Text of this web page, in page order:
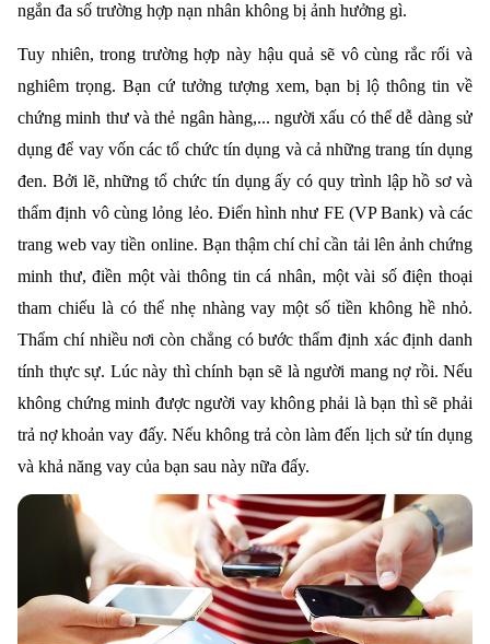
ngắn đa số trường hợp nạn nhân không bị ảnh hưởng gì.
Tuy nhiên, trong trường hợp này hậu quả sẽ vô cùng rắc rối và
nghiêm trọng. Bạn cứ tưởng tượng xem, bạn bị lộ thông tin về
chứng minh thư và thẻ ngân hàng,... người xấu có thể dễ dàng sử
dụng để vay vốn các tổ chức tín dụng và cả những trang tín dụng
đen. Bởi lẽ, những tổ chức tín dụng ấy có quy trình lập hồ sơ và
thẩm định vô cùng lỏng lẻo. Điển hình như FE (VP Bank) và các
trang web vay tiền online. Bạn thậm chí chỉ cần tải lên ảnh chứng
minh thư, điền một vài thông tin cá nhân, một vài số điện thoại
tham chiếu là có thể nhẹ nhàng vay một số tiền không hề nhỏ.
Thẩm chí nhiều nơi còn chẳng có bước thẩm định xác định danh
tính thực sự. Lúc này thì chính bạn sẽ là người mang nợ rồi. Nếu
không chứng minh được người vay không phải là bạn thì sẽ phải
trả nợ khoản vay đấy. Nếu không trả còn làm đến lịch sử tín dụng
và khả năng vay của bạn sau này nữa đấy.